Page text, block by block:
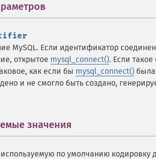
MySQL. Если идентификатор
открытое mysql_connect(). Если
как если бы mysql_connect()
и не смогло быть создано,
значения
по умолчанию кодировку